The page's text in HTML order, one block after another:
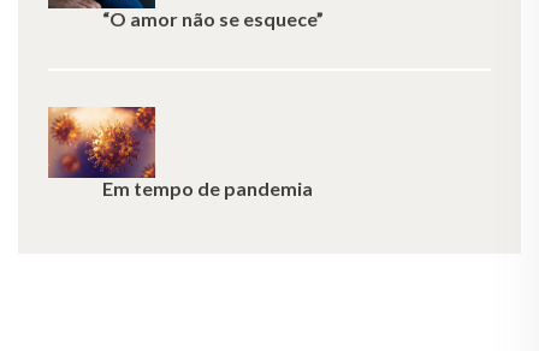
“O amor não se esquece”
Em tempo de pandemia